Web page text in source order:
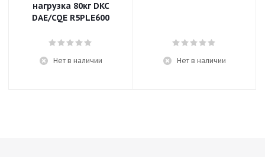
нагрузка 80кг DKC
DAE/CQE R5PLE600
Нет в наличии Нет в наличии